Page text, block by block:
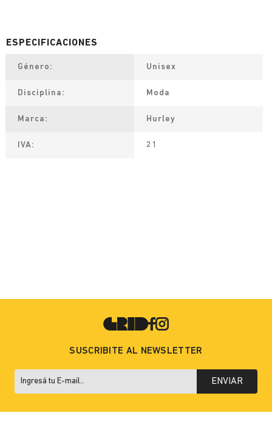
Género Unisex
Disciplina Moda
Marca Hurley
IVA 21
SUSCRIBITE AL NEWSLETTER
ENVIAR